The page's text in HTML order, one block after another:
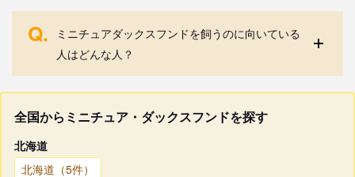
Q.
ミニチュアダックスフンドを飼うのに向いている
人はどんな人？
全国からミニチュア・ダックスフンドを探す
北海道
北海道（5件）